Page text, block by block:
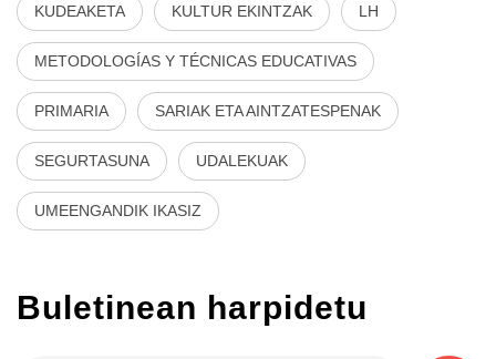
KUDEAKETA KULTUR EKINTZAK LH
METODOLOGÍAS Y TÉCNICAS EDUCATIVAS
PRIMARIA SARIAK ETA AINTZATESPENAK
SEGURTASUNA UDALEKUAK
UMEENGANDIK IKASIZ
Buletinean harpidetu